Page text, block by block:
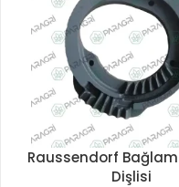
Raussendorf
Dişlisi